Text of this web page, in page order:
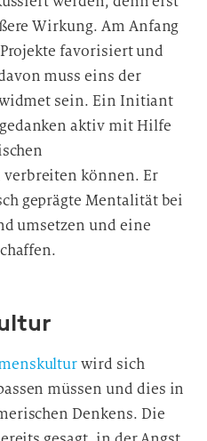
Wirkung. Am Anfang
favorisiert und
muss eins der
sein. Ein Initiant
aktiv mit Hilfe
können. Er
geprägte Mentalität bei
umsetzen und eine
wird sich
müssen und dies in
Denkens. Die